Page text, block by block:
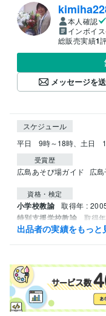
本人確認
インボイ
総販売実績1
メッセージを
スケジュール
平日　9時～18時、土日　
受賞歴
広島あそび場ガイド 広
資格・検定
小学校教諭 取得年 :
特別支援学校教諭 取得
幼稚園教諭 取得年 :
司書教諭
出品者の実績をもっと